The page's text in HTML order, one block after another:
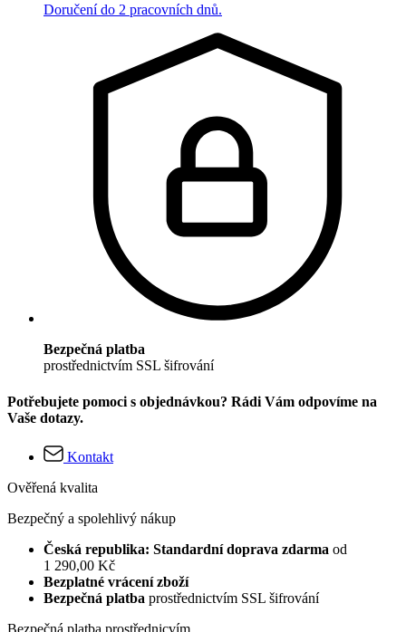
Doručení do 2 pracovních dnů.
Bezpečná platba
prostřednictvím SSL šifrování
Potřebujete pomoci s objednávkou? Rádi Vám odpovíme na
Vaše dotazy.
Kontakt
Ověřená kvalita
Bezpečný a spolehlivý nákup
Česká republika: Standardní doprava zdarma od
1 290,00 Kč
Bezplatné vrácení zboží
Bezpečná platba prostřednictvím SSL šifrování
Bezpečná platba prostřednicvím